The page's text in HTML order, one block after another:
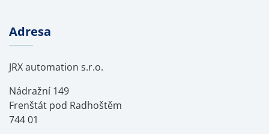
Adresa
JRX automation s.r.o.
Nádražní 149
Frenštát pod Radhoštěm
744 01